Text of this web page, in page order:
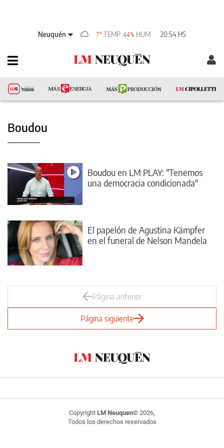
Neuquén 7°TEMP 44% HUM 20:54 HS
Boudou
Boudou en LM PLAY: "Tenemos
una democracia condicionada"
El papelón de Agustina Kämpfer
en el funeral de Nelson Mandela
Página anterior
Página siguiente
Copyright LM Neuquen© 2026,
Todos los derechos reservados